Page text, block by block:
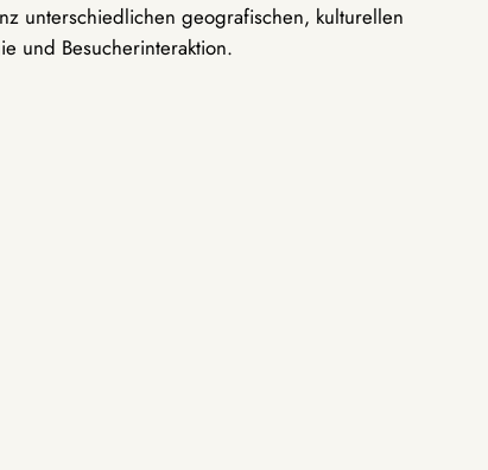
unterschiedlichen geografischen, kulturellen
und Besucherinteraktion.